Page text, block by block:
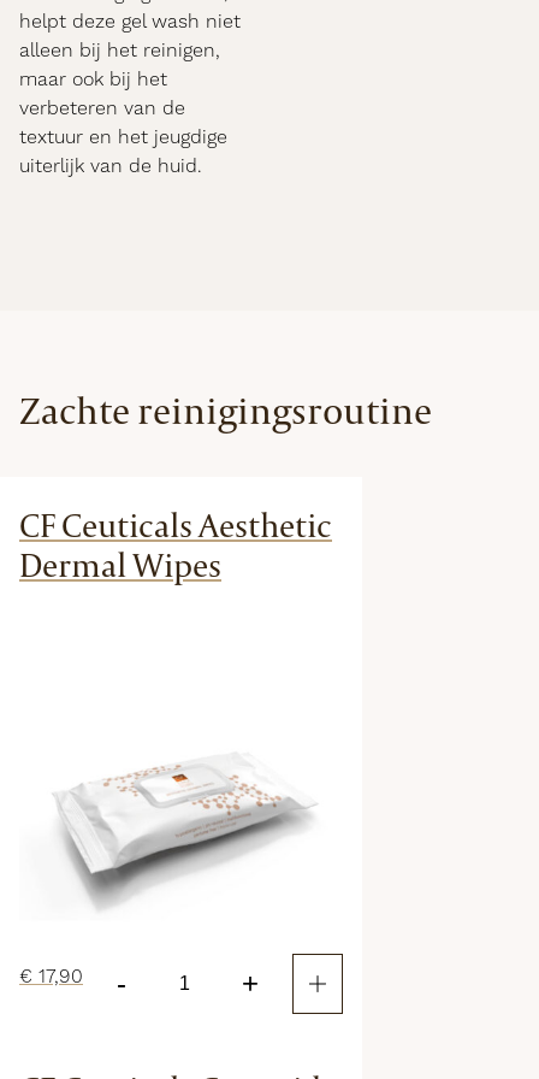
helpt deze gel wash niet
alleen bij het reinigen,
maar ook bij het
verbeteren van de
textuur en het jeugdige
uiterlijk van de huid.
Zachte reinigingsroutine
CF Ceuticals Aesthetic
Dermal Wipes
€ 17,90 - +